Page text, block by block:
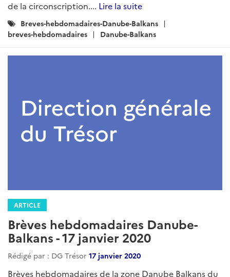
de la circonscription.... Lire la suite
Catégories
:
Breves-hebdomadaires-Danube-Balkans
breves-hebdomadaires
Danube-Balkans
ARTICLE
Brèves hebdomadaires Danube-
Balkans - 17 janvier 2020
Rédigé par : DG Trésor 17 janvier 2020
Brèves hebdomadaires de la zone Danube Balkans du